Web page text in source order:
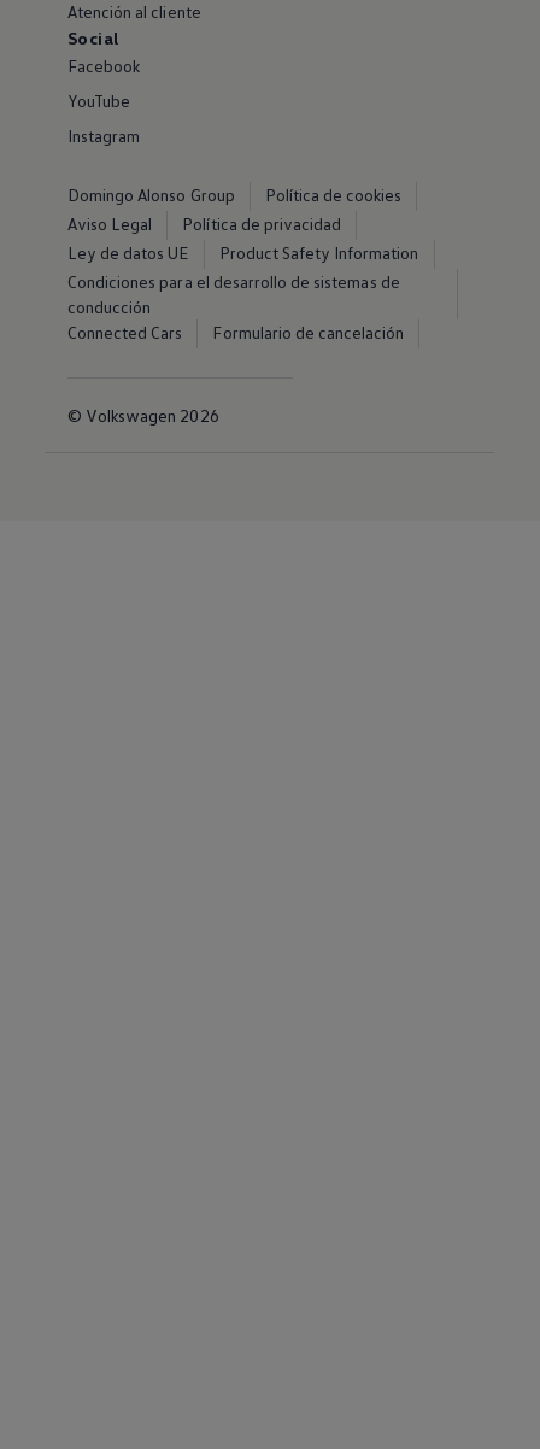
Atención al cliente
Social
Facebook
YouTube
Instagram
Domingo Alonso Group
Política de cookies
Aviso Legal
Política de privacidad
Ley de datos UE
Product Safety Information
Condiciones para el desarrollo de sistemas de
conducción
Connected Cars
Formulario de cancelación
© Volkswagen 2026